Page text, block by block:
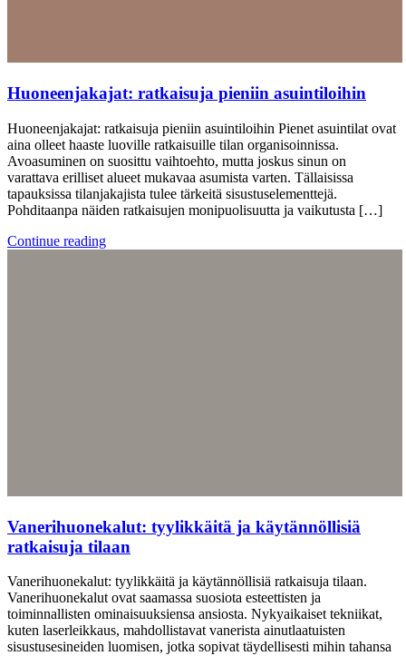
Huoneenjakajat: ratkaisuja pieniin asuintiloihin
Huoneenjakajat: ratkaisuja pieniin asuintiloihin Pienet asuintilat ovat
aina olleet haaste luoville ratkaisuille tilan organisoinnissa.
Avoasuminen on suosittu vaihtoehto, mutta joskus sinun on
varattava erilliset alueet mukavaa asumista varten. Tällaisissa
tapauksissa tilanjakajista tulee tärkeitä sisustuselementtejä.
Pohditaanpa näiden ratkaisujen monipuolisuutta ja vaikutusta […]
Continue reading
Vanerihuonekalut: tyylikkäitä ja käytännöllisiä
ratkaisuja tilaan
Vanerihuonekalut: tyylikkäitä ja käytännöllisiä ratkaisuja tilaan.
Vanerihuonekalut ovat saamassa suosiota esteettisten ja
toiminnallisten ominaisuuksiensa ansiosta. Nykyaikaiset tekniikat,
kuten laserleikkaus, mahdollistavat vanerista ainutlaatuisten
sisustusesineiden luomisen, jotka sopivat täydellisesti mihin tahansa